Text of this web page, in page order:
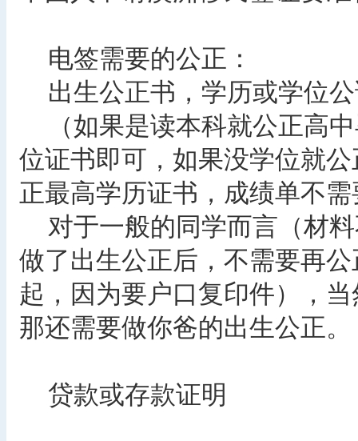
电签需要的公正：
出生公正书，学历或学位
（如果是读本科就公正高
位证书即可，如果没学位就
正最高学历证书，成绩单不
对于一般的同学而言（材
做了出生公正后，不需要再
起，因为要户口复印件），
那还需要做你爸的出生公正。
贷款或存款证明